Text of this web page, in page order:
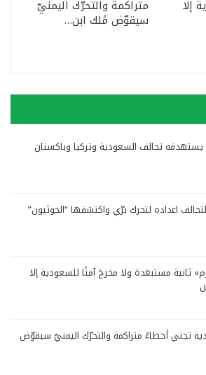
إلا متراكمة والتحرّك اليمنيّ
سيقوّض مُلك ابن…
تحالف السعودية وتركيا وباكستان
اعداده لتحرك برّي واكتشفها “الحوثيون”
ثانية مستبعَدة ولا مخرجَ آمنًا للسعودية إلا
تجني أخطاءً متراكمة والتحرّك اليمنيّ سيقوّض